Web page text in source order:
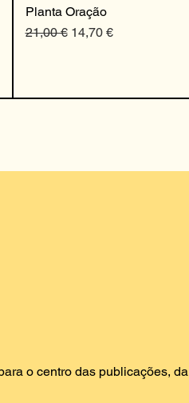
Planta Oração
Preço normal
21,00 € Preço promocional
14,70 €
o centro das publicações, da